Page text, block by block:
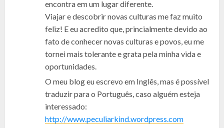
encontra em um lugar diferente.
Viajar e descobrir novas culturas me faz muito
feliz! E eu acredito que, princialmente devido ao
fato de conhecer novas culturas e povos, eu me
tornei mais tolerante e grata pela minha vida e
oportunidades.
O meu blog eu escrevo em Inglês, mas é possível
traduzir para o Português, caso alguém esteja
interessado:
http://www.peculiarkind.wordpress.com